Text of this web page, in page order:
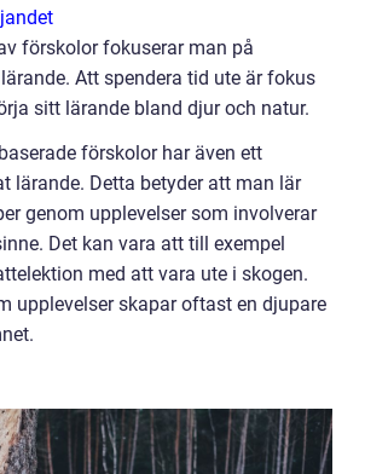
förskolor fokuserar man på
Att spendera tid ute är fokus
sitt lärande bland djur och natur.
förskolor har även ett
lärande. Detta betyder att man lär
genom upplevelser som involverar
Det kan vara att till exempel
med att vara ute i skogen.
upplevelser skapar oftast en djupare